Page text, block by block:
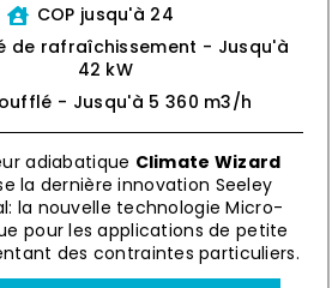
COP jusqu'à 24
de rafraîchissement - Jusqu'à
42 kW
- Jusqu'à 5 360 m3/h
adiabatique Climate Wizard
la dernière innovation Seeley
la nouvelle technologie Micro-
pour les applications de petite
des contraintes particuliers.